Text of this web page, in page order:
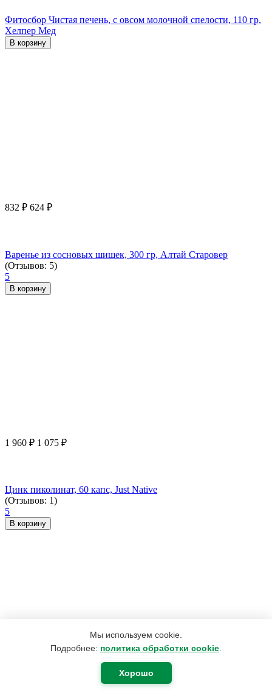
Мы используем cookie.
Подробнее: политика обработки cookie
Хорошо
Фитосбор Чистая печень, с овсом молочной спелости, 110 гр,
Хелпер Мед
В корзину
832 ₽ 624 ₽
Варенье из сосновых шишек, 300 гр, Алтай Старовер
(Отзывов: 5)
5
В корзину
1 960 ₽ 1 075 ₽
Цинк пиколинат, 60 капс, Just Native
(Отзывов: 1)
5
В корзину